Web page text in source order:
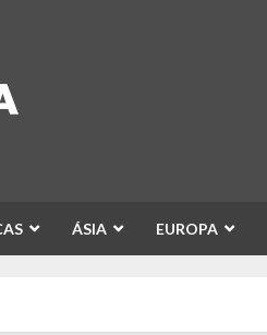
ÁSIA EUROPA